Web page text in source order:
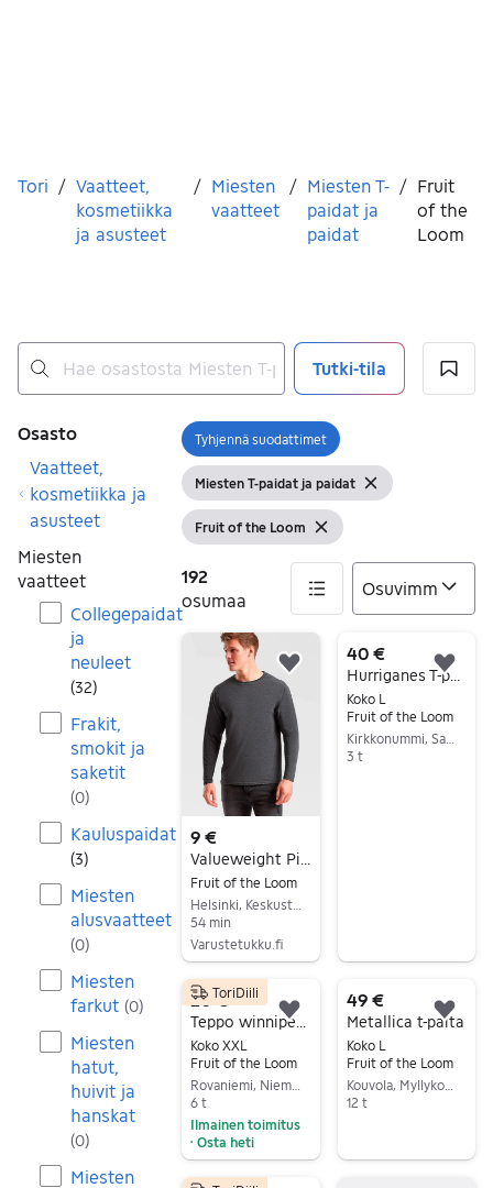
Olet tässä
Tori / Vaatteet,
kosmetiikka
ja asusteet
/ Miesten
vaatteet
/ Miesten T-
paidat ja
paidat
/ Fruit
of the
Loom
Tutki-tila
Suodattimet
Osasto
Vaatteet,
kosmetiikka ja
asusteet
Miesten
vaatteet
Collegepaidat
ja
neuleet
(32)
Frakit,
smokit ja
saketit
(0)
Kauluspaidat
(3)
Miesten
alusvaatteet
(0)
Miesten
farkut (0)
Miesten
hatut,
huivit ja
hanskat
(0)
Miesten
Avaa suodatin
Tyhjennä suodattimet
Näytä suodattimet
Miesten T-paidat ja paidat Tyhjennä
Näytä suodattimet
Fruit of the Loom
Tyhjennä suodatin
192
osumaa
192 tulos(ta)
9 €
Fruit of the Loom
54 min
Varustetukku.fi
Lisää suosikiksi.
40 €
Hurriganes T-paidat
Koko L
Fruit of the Loom
Kirkkonummi, Sarvvik, Uusimaa
3 t
20 €
Koko XXL
Fruit of the Loom
6 t
Ilmainen toimitus
• Osta heti
ToriDiili
Lisää suosikiksi.
49 €
Metallica t-paita
Koko L
Fruit of the Loom
Kouvola, Myllykoski, Kymenlaakso
12 t